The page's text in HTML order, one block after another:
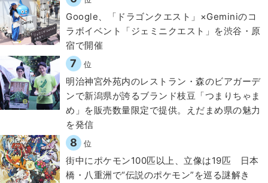
Google、「ドラゴンクエスト」×Geminiのコ
ラボイベント「ジェミニクエスト」を渋谷・原
宿で開催
7 位
明治神宮外苑内のレストラン・森のビアガーデ
ンで新潟県が誇るブランド枝豆「つまりちゃま
め」を販売数量限定で提供。えだまめ県の魅力
を発信
8 位
街中にポケモン100匹以上、立像は19匹 日本
橋・八重洲で“伝説のポケモン”を巡る謎解き